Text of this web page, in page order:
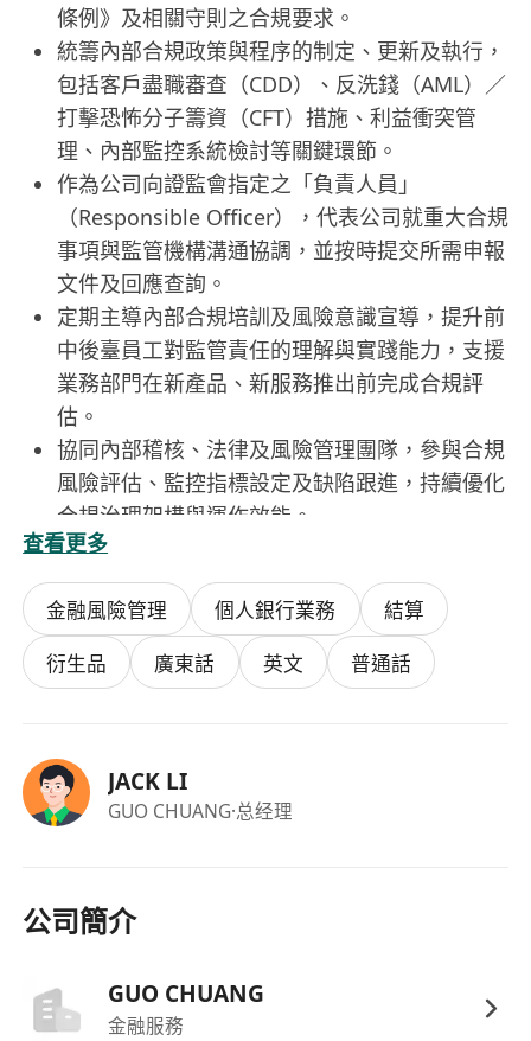
條例》及相關守則之合規要求。
統籌內部合規政策與程序的制定、更新及執行，
包括客戶盡職審查（CDD）、反洗錢（AML）／
打擊恐怖分子籌資（CFT）措施、利益衝突管
理、內部監控系統檢討等關鍵環節。
作為公司向證監會指定之「負責人員」
（Responsible Officer），代表公司就重大合規
事項與監管機構溝通協調，並按時提交所需申報
文件及回應查詢。
定期主導內部合規培訓及風險意識宣導，提升前
中後臺員工對監管責任的理解與實踐能力，支援
業務部門在新產品、新服務推出前完成合規評
估。
協同內部稽核、法律及風險管理團隊，參與合規
風險評估、監控指標設定及缺陷跟進，持續優化
合規治理架構與運作效能。
工作要求
持有香港大學或認可院校頒發之學士學位；具備
證券及期貨從業員資格考試（HKSI LE）Paper
1、7、8、12 及 16 合格成績，並已獲證監會核
准為第4類及第9類牌照之負責人員。
問的指引》等核心監管框架，具備實際合規管理
或監管對接經驗者優先（不限年資，歡迎應屆合
頭溝通，能獨立編製中英文合規報告、政策文件
具備高度誠信、獨立判斷力及責任感，能在跨部
門協作環境中主動推動合規文化，並適應混合工
查看更多
金融風險管理 個人銀行業務
結算
衍生品
廣東話 英文 普通話
JACK LI
GUO CHUANG·总经理
公司簡介
GUO CHUANG
金融服務